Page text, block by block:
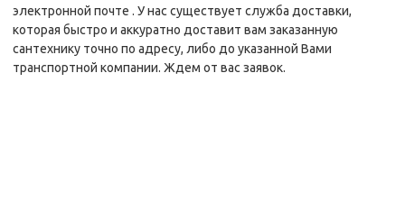
электронной почте . У нас существует служба доставки,
которая быстро и аккуратно доставит вам заказанную
сантехнику точно по адресу, либо до указанной Вами
транспортной компании. Ждем от вас заявок.